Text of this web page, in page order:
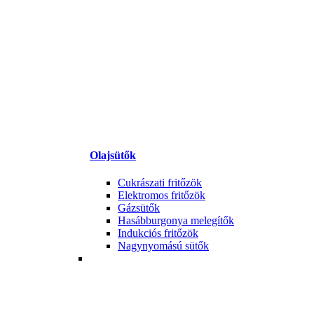
Olajsütők
Cukrászati fritőzök
Elektromos fritőzök
Gázsütők
Hasábburgonya melegítők
Indukciós fritőzök
Nagynyomású sütők